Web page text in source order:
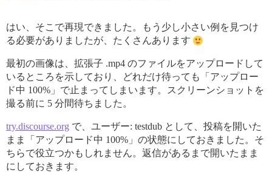
はい、そこで再現できました。もう少し小さい例を見つけ
る必要がありましたが、たくさんあります
最初の画像は、拡張子 .mp4 のファイルをアップロードして
いるところを示しており、どれだけ待っても「アップロー
ド中 100%」で止まってしまいます。スクリーンショットを
撮る前に 5 分間待ちました。
try.discourse.org で、ユーザー: testdub として、投稿を開いた
まま「アップロード中 100%」の状態にしておきました。そ
ちらで役立つかもしれません。返信があるまで開いたまま
にしておきます。